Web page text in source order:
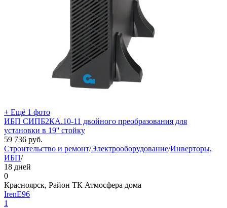
+ Ещё 1 фото
ИБП СИПБ2КА.10-11 двойного преобразования для
установки в 19'' стойку
59 736 руб.
Строительство и ремонт/Электрооборудование/Инверторы,
ИБП/
18 дней
0
Красноярск, Район ТК Атмосфера дома
IrenE96
1